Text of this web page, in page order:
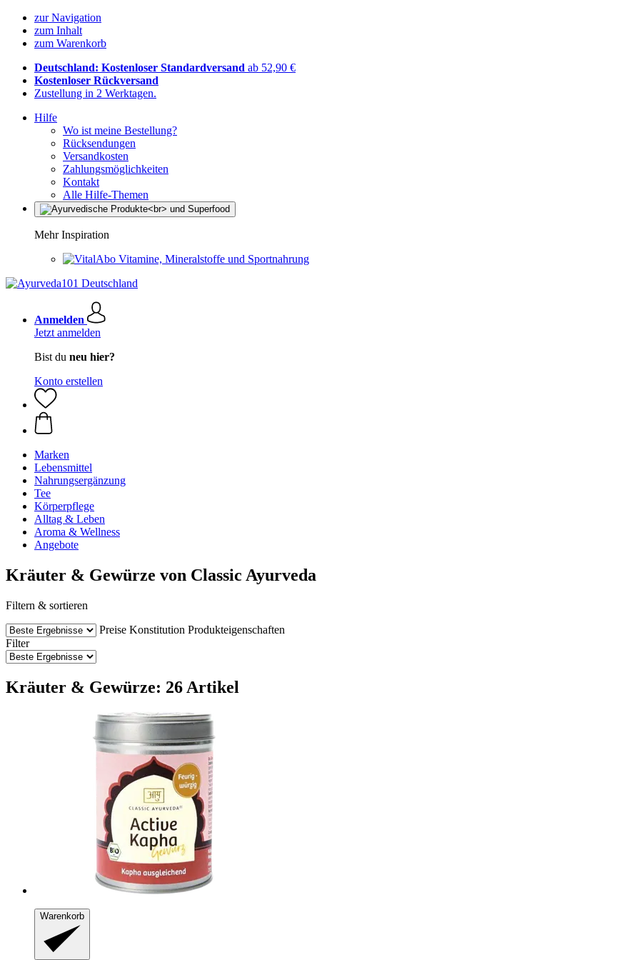
zur Navigation
zum Inhalt
zum Warenkorb
Deutschland: Kostenloser Standardversand ab 52,90 €
Kostenloser Rückversand
Zustellung in 2 Werktagen.
Hilfe
Wo ist meine Bestellung?
Rücksendungen
Versandkosten
Zahlungsmöglichkeiten
Kontakt
Alle Hilfe-Themen
Mehr Inspiration
Vitamine, Mineralstoffe und Sportnahrung
Anmelden
Jetzt anmelden
Bist du neu hier?
Konto erstellen
Marken
Lebensmittel
Nahrungsergänzung
Tee
Körperpflege
Alltag & Leben
Aroma & Wellness
Angebote
Kräuter & Gewürze von Classic Ayurveda
Filtern & sortieren
Preise Konstitution Produkteigenschaften
Filter
Kräuter & Gewürze: 26 Artikel
Warenkorb